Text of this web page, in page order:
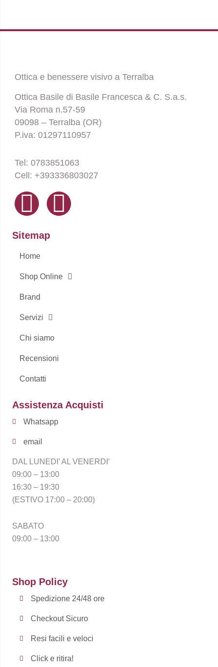
Ottica e benessere visivo a Terralba
Ottica Basile di Basile Francesca & C. S.a.s.
Via Roma n.57-59
09098 – Terralba (OR)
P.iva: 01297110957
Tel: 0783851063
Cell: +393336803027
F
a
c
e
b
o
o
k
-
f
I
n
Sitemap
Home
Shop Online
Brand
Servizi
Chi siamo
Recensioni
Contatti
Assistenza Acquisti
Whatsapp
email
DAL LUNEDI’ AL VENERDI’
09:00 – 13:00
16:30 – 19:30
(ESTIVO 17:00 – 20:00)
SABATO
09:00 – 13:00
Shop Policy
Spedizione 24/48 ore
Checkout Sicuro
Resi facili e veloci
Click e ritira!